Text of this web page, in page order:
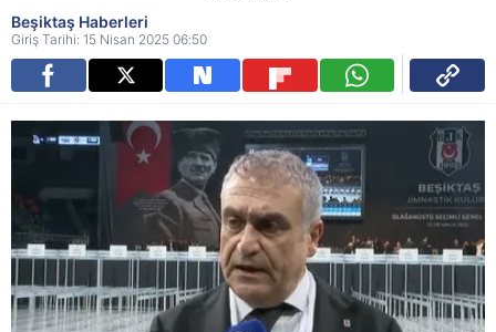
Beşiktaş Haberleri
Giriş Tarihi: 15 Nisan 2025 06:50